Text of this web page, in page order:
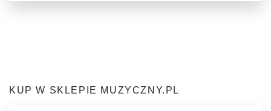
KUP W SKLEPIE MUZYCZNY.PL